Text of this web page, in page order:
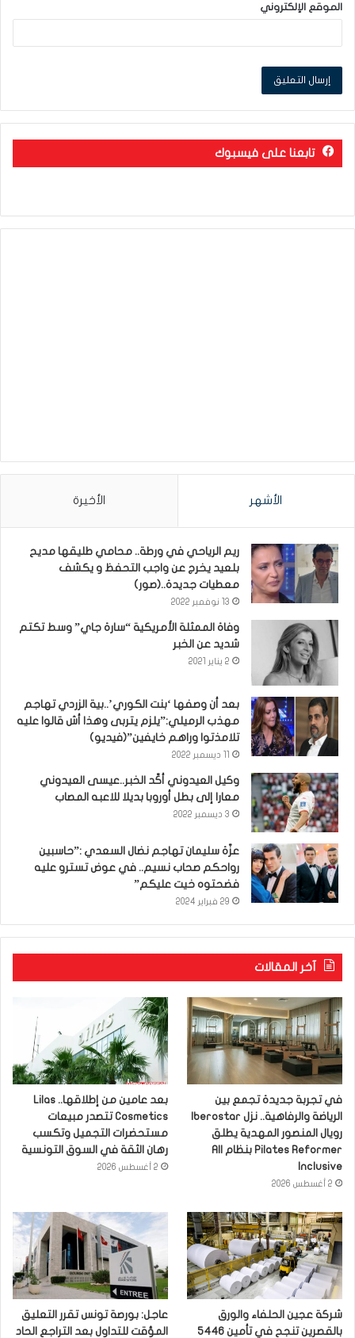
الموقع الإلكتروني
تابعنا على فيسبوك
الأشهر الأخيرة
ريم الرياحي في ورطة.. محامي طليقها مديح
بلعيد يخرج عن واجب التحفظ و يكشف
معطيات جديدة..(صور)
13 نوفمبر 2022
وفاة الممثلة الأمريكية “سارة جاي” وسط تكتم
شديد عن الخبر
2 يناير 2021
بعد أن وصفها ‘بنت الكوري’..بية الزردي تهاجم
مهذب الرميلي:”يلزم يتربى وهذا أش قالوا عليه
تلامذتوا وراهم خايفين”(فيديو)
وكيل العيدوني أكّد الخبر..عيسى العيدوني
معارا إلى بطل أوروبا بديلا للاعبه المصاب
3 ديسمبر 2022
عزّة سليمان تهاجم نضال السعدي :”حاسبين
رواحكم صحاب نسيم.. في عوض تسترو عليه
فضحتوه خيت عليكم”
29 فبراير 2024
آخر المقالات
في تجربة جديدة تجمع بين
رويال المنصور المهدية يطلق
Pilates Reformer بنظام All
Inclusive
2 أغسطس 2026
بعد عامين من إطلاقها.. Lilas
Cosmetics تتصدر مبيعات
مستحضرات التجميل وتكسب
رهان الثقة في السوق التونسية
2 أغسطس 2026
شركة عجين الحلفاء والورق
بالقصرين تنجح في تأمين 5446
عاجل: بورصة تونس تقرر التعليق
المؤقت للتداول بعد التراجع الحاد